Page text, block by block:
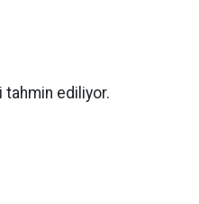
ediliyor.